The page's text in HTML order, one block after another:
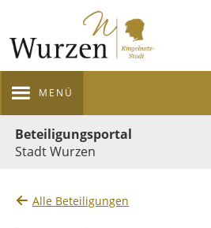
MENÜ
Beteiligungsportal
Stadt Wurzen
Alle Beteiligungen